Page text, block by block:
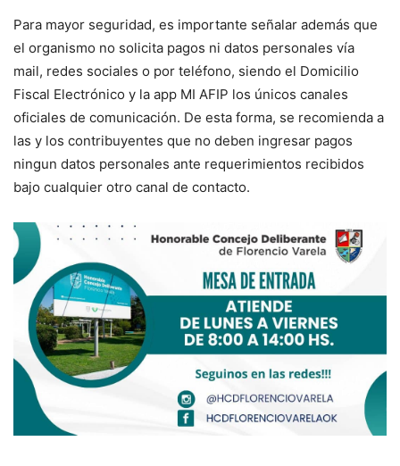
Para mayor seguridad, es importante señalar además que
el organismo no solicita pagos ni datos personales vía
mail, redes sociales o por teléfono, siendo el Domicilio
Fiscal Electrónico y la app MI AFIP los únicos canales
oficiales de comunicación. De esta forma, se recomienda a
las y los contribuyentes que no deben ingresar pagos
ningun datos personales ante requerimientos recibidos
bajo cualquier otro canal de contacto.